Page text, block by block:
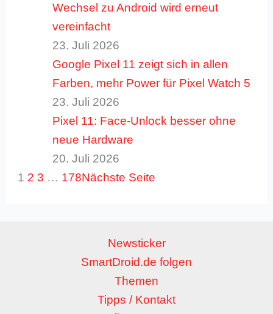
Wechsel zu Android wird erneut
vereinfacht
23. Juli 2026
Google Pixel 11 zeigt sich in allen
Farben, mehr Power für Pixel Watch 5
23. Juli 2026
Pixel 11: Face-Unlock besser ohne
neue Hardware
20. Juli 2026
1 2 3 … 178Nächste Seite
Newsticker
SmartDroid.de folgen
Themen
Tipps / Kontakt